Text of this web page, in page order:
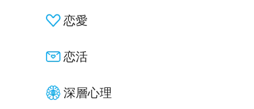
恋愛
恋活
深層心理